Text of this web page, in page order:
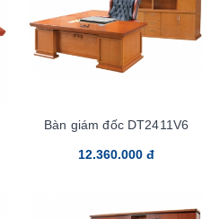
Bàn giám đốc DT2411V6
12.360.000 đ